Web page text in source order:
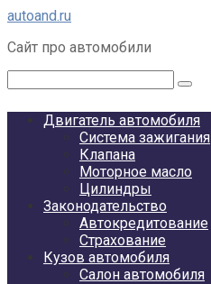
Перейти
контенту
autoand.ru
Сайт про автомобили
Двигатель автомобиля
Система зажигания
Клапана
Моторное масло
Цилиндры
Законодательство
Автокредитование
Страхование
Кузов автомобиля
Салон автомобиля